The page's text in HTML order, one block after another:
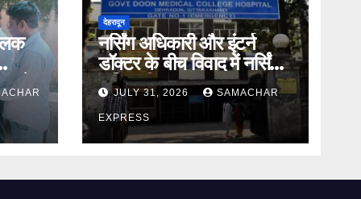
ने
देहरादून
नर्सिंग अधिकारी और इंटर्न
डॉक्टर के बीच विवाद में नर्सिंग
अधिकारी का पक्ष आया
सामने,करी निष्पक्ष जांच की मांग
JULY 31, 2026 SAMACHAR
EXPRESS